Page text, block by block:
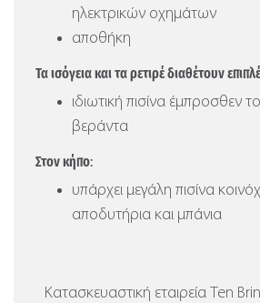
ηλεκτρικών οχημάτων
αποθήκη
Τα ισόγεια και τα ρετιρέ διαθέτουν
ιδιωτική πισίνα έμπροσθεν
βεράντα
Στον κήπο:
υπάρχει μεγάλη πισίνα
αποδυτήρια και μπάνια
Κατασκευαστική εταιρεία Ten